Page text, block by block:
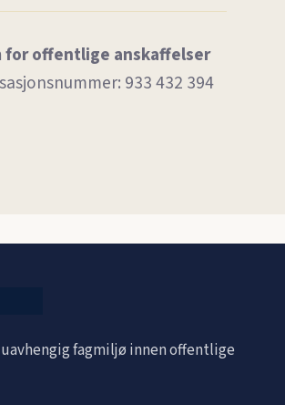
for offentlige anskaffelser
933 432 394
fagmiljø innen offentlige